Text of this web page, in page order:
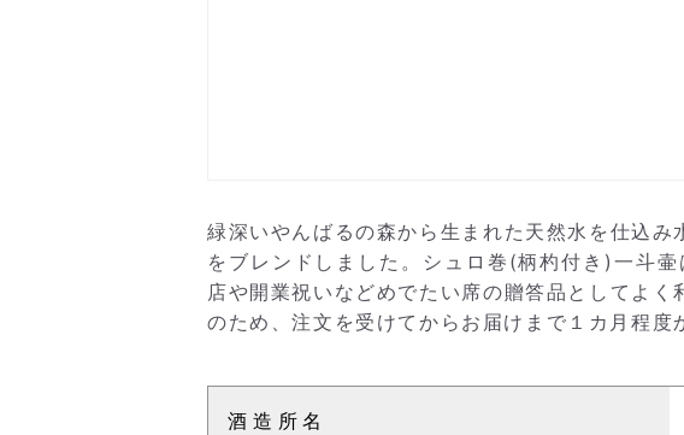
緑深いやんばるの森から生まれた天然水を仕込
をブレンドしました。シュロ巻(柄杓付き)一斗
店や開業祝いなどめでたい席の贈答品としてよ
のため、注文を受けてからお届けまで１カ月程度
酒造所名